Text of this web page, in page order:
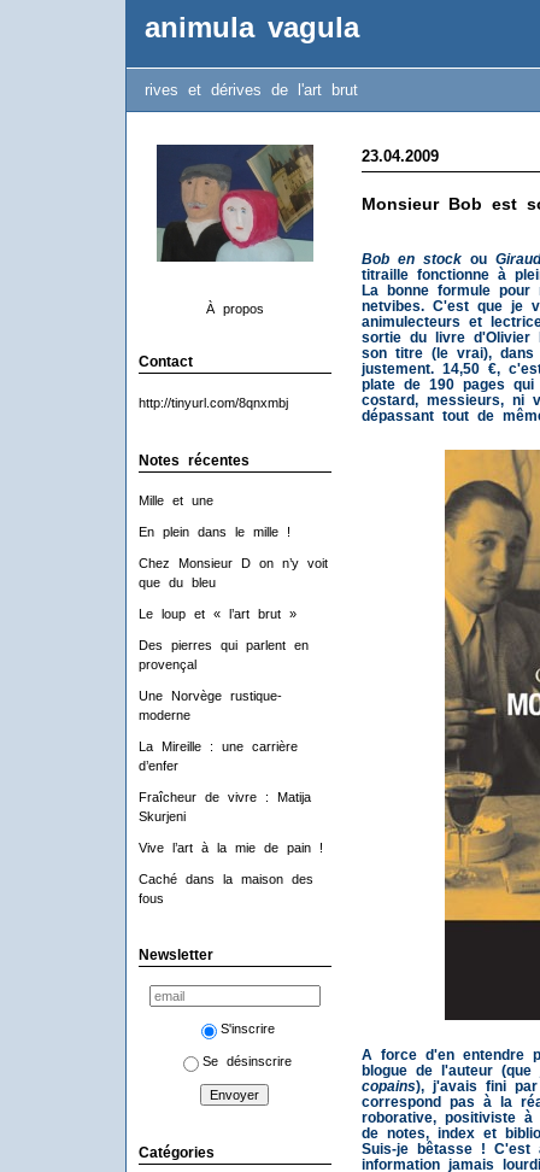
animula vagula
rives et dérives de l'art brut
À propos
Contact
http://tinyurl.com/8qnxmbj
Notes récentes
Mille et une
En plein dans le mille !
Chez Monsieur D on n’y voit
que du bleu
Le loup et « l’art brut »
Des pierres qui parlent en
provençal
Une Norvège rustique-
moderne
La Mireille : une carrière
d’enfer
Fraîcheur de vivre : Matija
Skurjeni
Vive l’art à la mie de pain !
Caché dans la maison des
fous
Newsletter
S'inscrire
Se désinscrire
Catégories
23.04.2009
Monsieur Bob est
Bob en stockou
titraille fonctionne à
La bonne formule
netvibes. C'est que je
animulecteurs et
sortie du livre d'Olivier
son titre (le vrai), dans
justement. 14,50 €,
plate de 190 pages
costard, messieurs, ni
dépassant tout de
A force d'en entendre
blogue de l'auteur
copains), j'avais fini
correspond pas à la
roborative, positiviste
de notes, index et
Suis-je bêtasse ! C'est
information jamais